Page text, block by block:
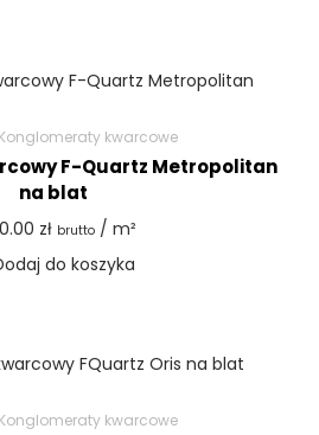
Konglomeraty kwarcowe
F-Quartz Metropolitan
na blat
zł brutto / m²
do koszyka
Konglomeraty kwarcowe